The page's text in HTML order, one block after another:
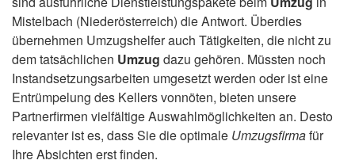
Mistelbach (Niederösterreich) die Antwort. Überdies
übernehmen Umzugshelfer auch Tätigkeiten, die nicht zu
dem tatsächlichen Umzug dazu gehören. Müssten noch
Instandsetzungsarbeiten umgesetzt werden oder ist eine
Entrümpelung des Kellers vonnöten, bieten unsere
Partnerfirmen vielfältige Auswahlmöglichkeiten an. Desto
relevanter ist es, dass Sie die optimale Umzugsfirmafür
Ihre Absichten erst finden.